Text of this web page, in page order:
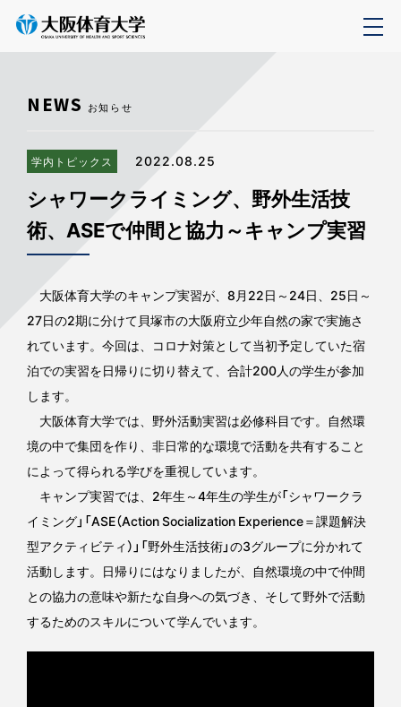
NEWS お知らせ
学内トピックス 2022.08.25
シャワークライミング、野外生活技
術、ASEで仲間と協力～キャンプ実習
大阪体育大学のキャンプ実習が、8月22日～24日、25日～
27日の2期に分けて貝塚市の大阪府立少年自然の家で実施さ
れています。今回は、コロナ対策として当初予定していた宿
泊での実習を日帰りに切り替えて、合計200人の学生が参加
します。
大阪体育大学では、野外活動実習は必修科目です。自然環
境の中で集団を作り、非日常的な環境で活動を共有すること
によって得られる学びを重視しています。
キャンプ実習では、2年生～4年生の学生が「シャワークラ
イミング」「ASE（Action Socialization Experience＝課題解決
型アクティビティ）」「野外生活技術」の3グループに分かれて
活動します。日帰りにはなりましたが、自然環境の中で仲間
との協力の意味や新たな自身への気づき、そして野外で活動
するためのスキルについて学んでいます。